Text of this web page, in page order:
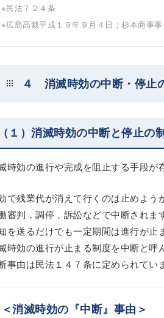
※民法７２４条
※広島高裁平成１９年９月４日；杉本商事
４ 消滅時効の中断・停止
（１）消滅時効の中断と停止の
時効の進行や完成を阻止する手段が
で残業代が消えて行くのは止めよう
審判，調停，訴訟などで中断されます
を送るだけでも一定期間は進行が止
時効の進行が止まる制度を中断と呼
事由は民法１４７条に定められてい
＜消滅時効の『中断』事由＞